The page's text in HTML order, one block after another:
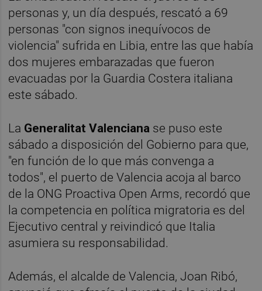
personas y, un día después, rescató a 69
personas "con signos inequívocos de
violencia" sufrida en Libia, entre las que había
dos mujeres embarazadas que fueron
evacuadas por la Guardia Costera italiana
este sábado.
La Generalitat Valenciana se puso este
sábado a disposición del Gobierno para que,
"en función de lo que más convenga a
todos", el puerto de Valencia acoja al barco
de la ONG Proactiva Open Arms, recordó que
la competencia en política migratoria es del
Ejecutivo central y reivindicó que Italia
asumiera su responsabilidad.
Además, el alcalde de Valencia, Joan Ribó,